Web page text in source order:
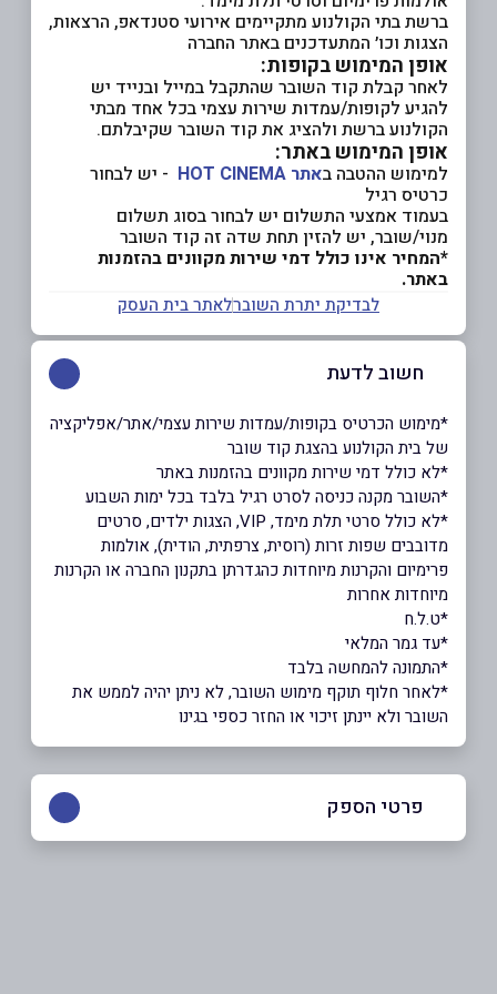
ברשת בתי הקולנוע מתקיימים אירועי סטנדאפ, הרצאות,
הצגות וכו׳ המתעדכנים באתר החברה
אופן המימוש בקופות:
לאחר קבלת קוד השובר שהתקבל במייל ובנייד יש
להגיע לקופות/עמדות שירות עצמי בכל אחד מבתי
הקולנוע ברשת ולהציג את קוד השובר שקיבלתם.
אופן המימוש באתר:
למימוש ההטבה באתר HOT CINEMA - יש לבחור
כרטיס רגיל
בעמוד אמצעי התשלום יש לבחור בסוג תשלום
מנוי/שובר, יש להזין תחת שדה זה קוד השובר
*המחיר אינו כולל דמי שירות מקוונים בהזמנות
באתר.
לבדיקת יתרת השוברלאתר בית העסק
חשוב לדעת
*מימוש הכרטיס בקופות/עמדות שירות עצמי/אתר/אפליקציה
של בית הקולנוע בהצגת קוד שובר
*לא כולל דמי שירות מקוונים בהזמנות באתר
*השובר מקנה כניסה לסרט רגיל בלבד בכל ימות השבוע
*לא כולל סרטי תלת מימד, VIP, הצגות ילדים, סרטים
מדובבים שפות זרות (רוסית, צרפתית, הודית), אולמות
פרימיום והקרנות מיוחדות כהגדרתן בתקנון החברה או הקרנות
מיוחדות אחרות
*ט.ל.ח
*עד גמר המלאי
*התמונה להמחשה בלבד
*לאחר חלוף תוקף מימוש השובר, לא ניתן יהיה לממש את
השובר ולא יינתן זיכוי או החזר כספי בגינו
פרטי הספק